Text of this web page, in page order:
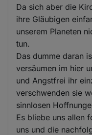
Da sich aber die
ihre Gläubigen
unserem Planeten
tun.
Das dumme daran
versäumen im hier
und Angstfrei ihr
verschwenden sie
sinnlosen
Es bliebe uns allen
uns und die